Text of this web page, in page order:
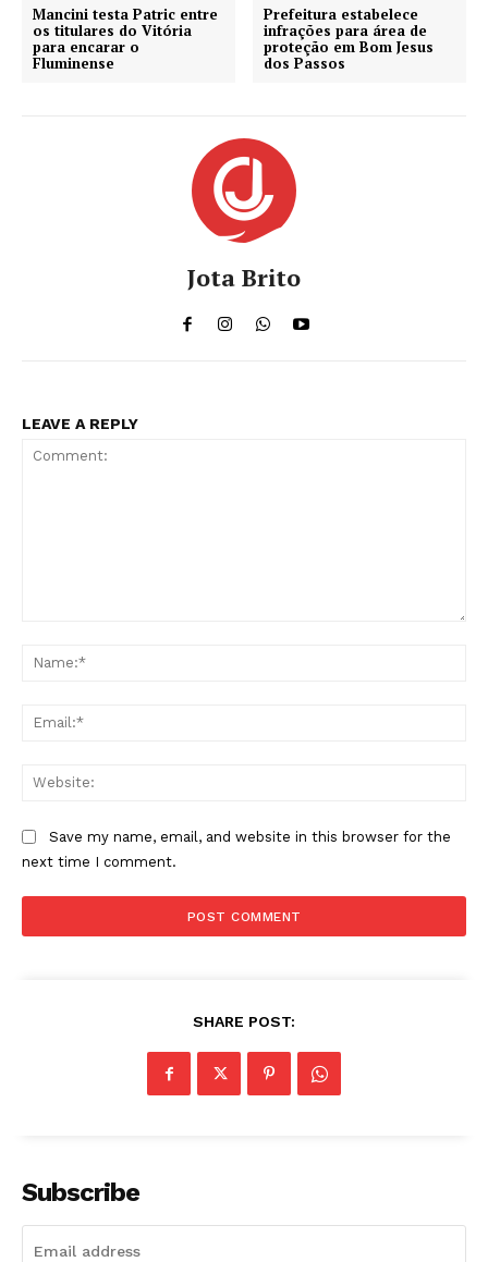
Mancini testa Patric entre
os titulares do Vitória
para encarar o
Fluminense
Prefeitura estabelece
infrações para área de
proteção em Bom Jesus
dos Passos
Jota Brito
LEAVE A REPLY
Save my name, email, and website in this browser for the
next time I comment.
SHARE POST:
Subscribe